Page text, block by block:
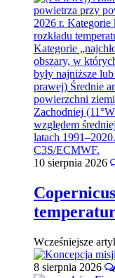
10 sierpnia 2026
Wcześniejsze
8 sierpnia 2026